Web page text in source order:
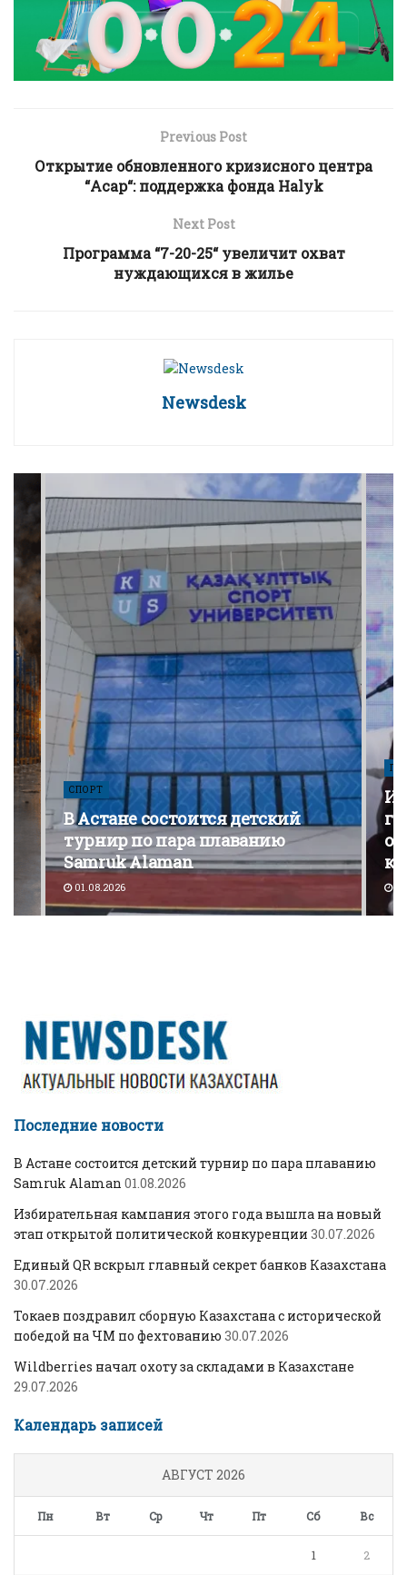
Previous Post
Открытие обновленного кризисного центра
“Асар“: поддержка фонда Halyk
Next Post
Программа “7-20-25“ увеличит охват
нуждающихся в жилье
Newsdesk
СПОРТ
В Астане состоится детский
турнир по пара плаванию
Samruk Alaman
01.08.2026
Последние новости
В Астане состоится детский турнир по пара плаванию
Samruk Alaman 01.08.2026
Избирательная кампания этого года вышла на новый
этап открытой политической конкуренции 30.07.2026
Единый QR вскрыл главный секрет банков Казахстана
30.07.2026
Токаев поздравил сборную Казахстана с исторической
победой на ЧМ по фехтованию 30.07.2026
Wildberries начал охоту за складами в Казахстане
29.07.2026
Календарь записей
АВГУСТ 2026
Пн Вт Ср Чт Пт Сб Вс
1 2